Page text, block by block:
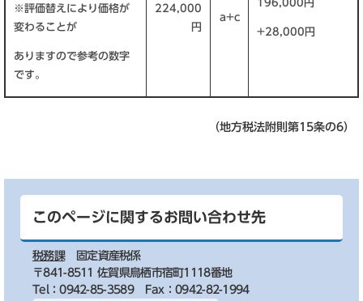
※評価替えにより価格が
変わることが
ありますので参考の数字
です。
224,000
円
a+c
196,000円
+28,000円
（地方税法附則第15条の6）
このページに関するお問い合わせ先
税務課
固定資産税係
〒841-8511 佐賀県鳥栖市宿町1118番地
Tel：0942-85-3589
Fax：0942-82-1994